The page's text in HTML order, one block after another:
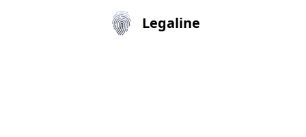
Legaline